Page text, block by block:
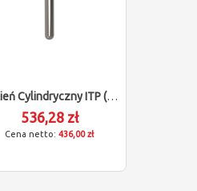
Trzpień Cylindryczny ITP (M2/L22,5/D3)
536,28 zł
436,00 zł